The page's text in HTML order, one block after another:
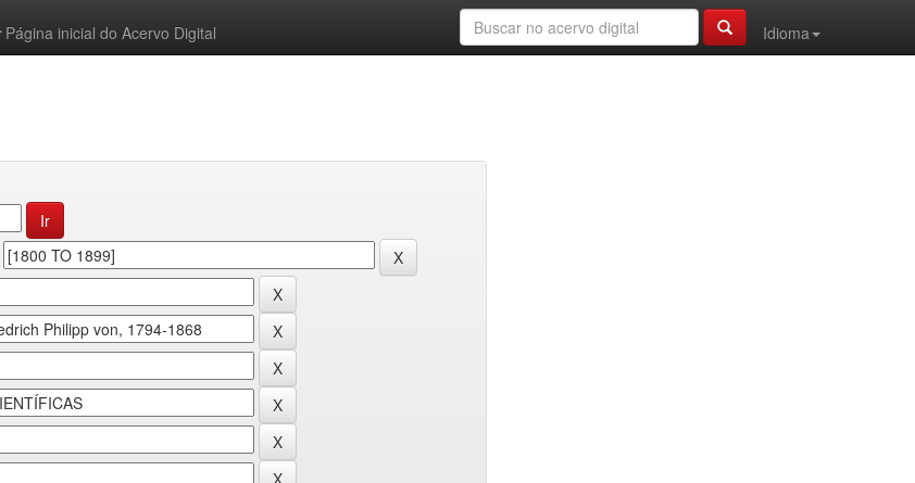
Página inicial do Acervo Digital
Idioma